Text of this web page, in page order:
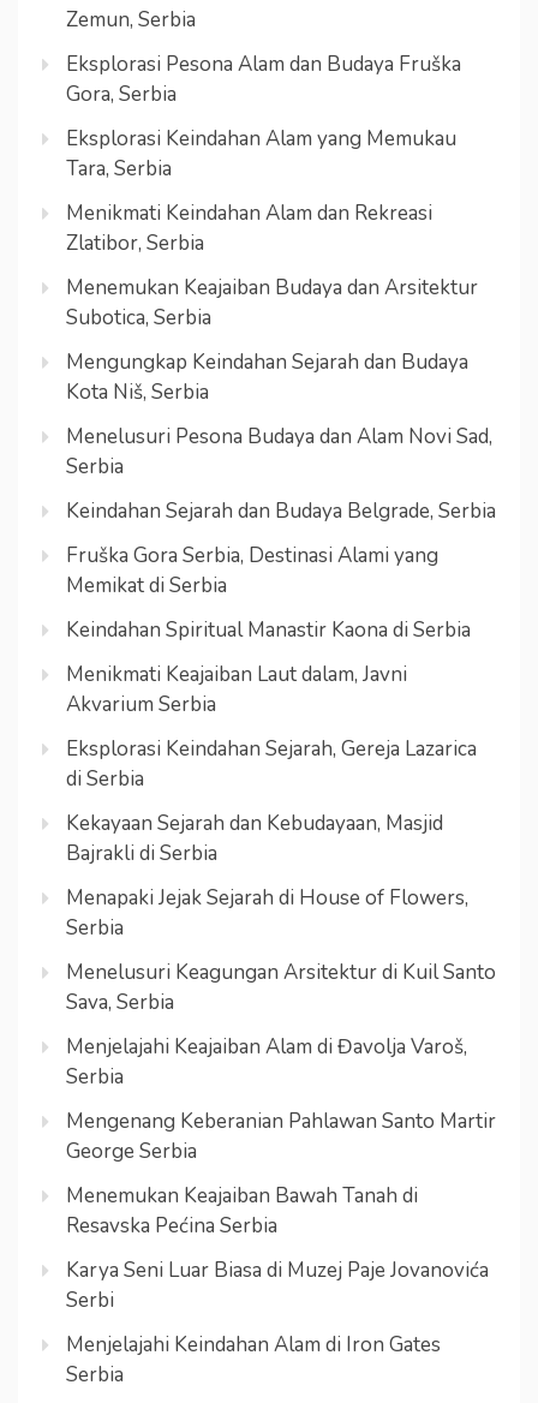
Zemun, Serbia
Eksplorasi Pesona Alam dan Budaya Fruška
Gora, Serbia
Eksplorasi Keindahan Alam yang Memukau
Tara, Serbia
Menikmati Keindahan Alam dan Rekreasi
Zlatibor, Serbia
Menemukan Keajaiban Budaya dan Arsitektur
Subotica, Serbia
Mengungkap Keindahan Sejarah dan Budaya
Kota Niš, Serbia
Menelusuri Pesona Budaya dan Alam Novi Sad,
Serbia
Keindahan Sejarah dan Budaya Belgrade, Serbia
Fruška Gora Serbia, Destinasi Alami yang
Memikat di Serbia
Keindahan Spiritual Manastir Kaona di Serbia
Menikmati Keajaiban Laut dalam, Javni
Akvarium Serbia
Eksplorasi Keindahan Sejarah, Gereja Lazarica
di Serbia
Kekayaan Sejarah dan Kebudayaan, Masjid
Bajrakli di Serbia
Menapaki Jejak Sejarah di House of Flowers,
Serbia
Menelusuri Keagungan Arsitektur di Kuil Santo
Sava, Serbia
Menjelajahi Keajaiban Alam di Đavolja Varoš,
Serbia
Mengenang Keberanian Pahlawan Santo Martir
George Serbia
Menemukan Keajaiban Bawah Tanah di
Resavska Pećina Serbia
Karya Seni Luar Biasa di Muzej Paje Jovanovića
Serbi
Menjelajahi Keindahan Alam di Iron Gates
Serbia